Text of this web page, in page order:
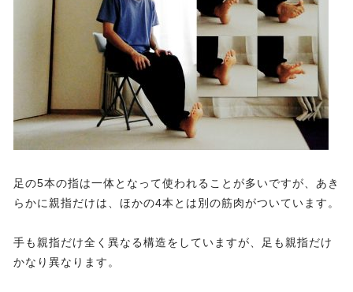
足の5本の指は一体となって使われることが多いですが、あき
らかに親指だけは、ほかの4本とは別の筋肉がついています。
手も親指だけ全く異なる構造をしていますが、足も親指だけ
かなり異なります。